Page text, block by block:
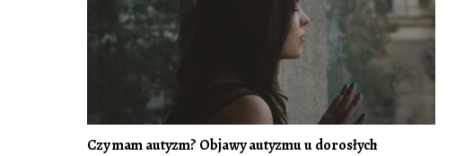
Czy mam autyzm? Objawy autyzmu u dorosłych